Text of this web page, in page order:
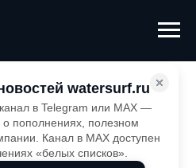
watersurf.ru
в Telegram или MAX —
пополнениях, полезном
Канал в MAX доступен
«белых списков».
Fliteboard
FLITECELL лучше
статьи от FLITE